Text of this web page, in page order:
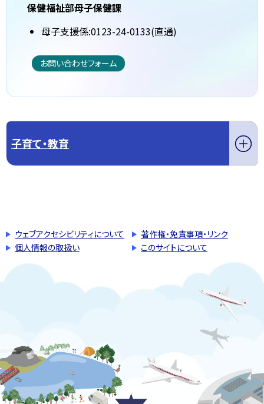
保健福祉部母子保健課
母子支援係:0123-24-0133(直通)
お問い合わせフォーム
子育て・教育
ウェブアクセシビリティについて
著作権・免責事項・リンク
個人情報の取扱い
このサイトについて